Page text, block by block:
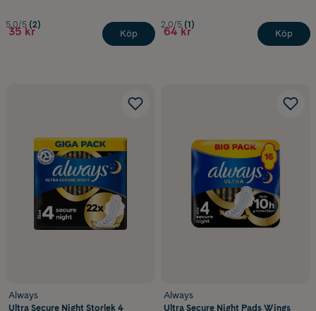
5.0/5 (2)
35 kr Köp
2.0/5 (1)
64 kr Köp
Always
Ultra Secure Night Storlek 4
Always
Ultra Secure Night Pads Wings